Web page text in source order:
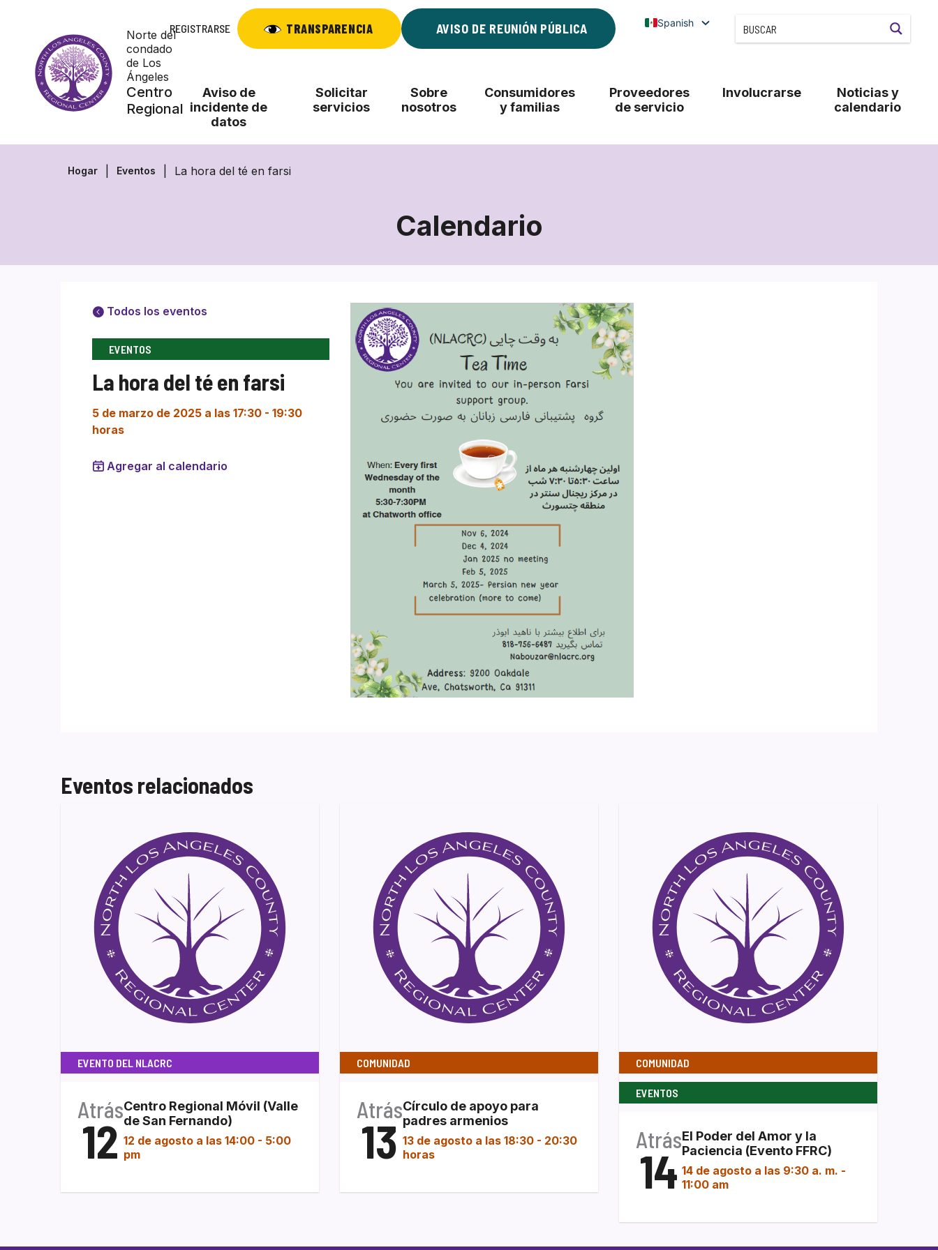
contenido
Norte del
condado
de Los
Ángeles
Centro
Regional
REGISTRARSE TRANSPARENCIA AVISO DE REUNIÓN PÚBLICA Spanish
Aviso de
incidente de
datos
Solicitar
servicios
Sobre
nosotros
Consumidores
y familias
Proveedores
de servicio
Involucrarse
Noticias y
calendario
Hogar Eventos La hora del té en farsi
Calendario
Todos los eventos
EVENTOS
La hora del té en farsi
5 de marzo de 2025 a las 17:30 - 19:30
horas
Agregar al calendario
Eventos relacionados
EVENTO DEL NLACRC
Atrás
12
Centro Regional Móvil (Valle
de San Fernando)
12 de agosto a las 14:00 - 5:00
pm
COMUNIDAD
Atrás
13
Círculo de apoyo para
padres armenios
13 de agosto a las 18:30 - 20:30
horas
COMUNIDAD
EVENTOS
Atrás
14
El Poder del Amor y la
Paciencia (Evento FFRC)
14 de agosto a las 9:30 a. m. -
11:00 am